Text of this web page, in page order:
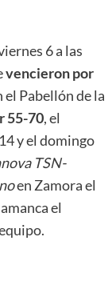
6 a las
vencieron por
el Pabellón de la
55-70, el
y el domingo
TSN-
en Zamora el
el